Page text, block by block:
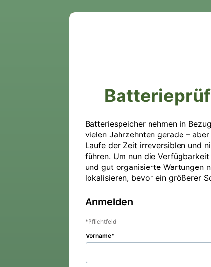
Batteriespeicher nehmen in
vielen Jahrzehnten gerade –
Laufe der Zeit irreversiblen und
führen. Um nun die
und gut organisierte Wartungen
lokalisieren, bevor ein größerer
Anmelden
Pflichtfeld
Vorname